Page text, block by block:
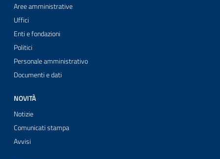
Aree amministrative
Uffici
Enti e fondazioni
Politici
Personale amministrativo
Documenti e dati
NOVITÀ
Notizie
Comunicati stampa
Avvisi